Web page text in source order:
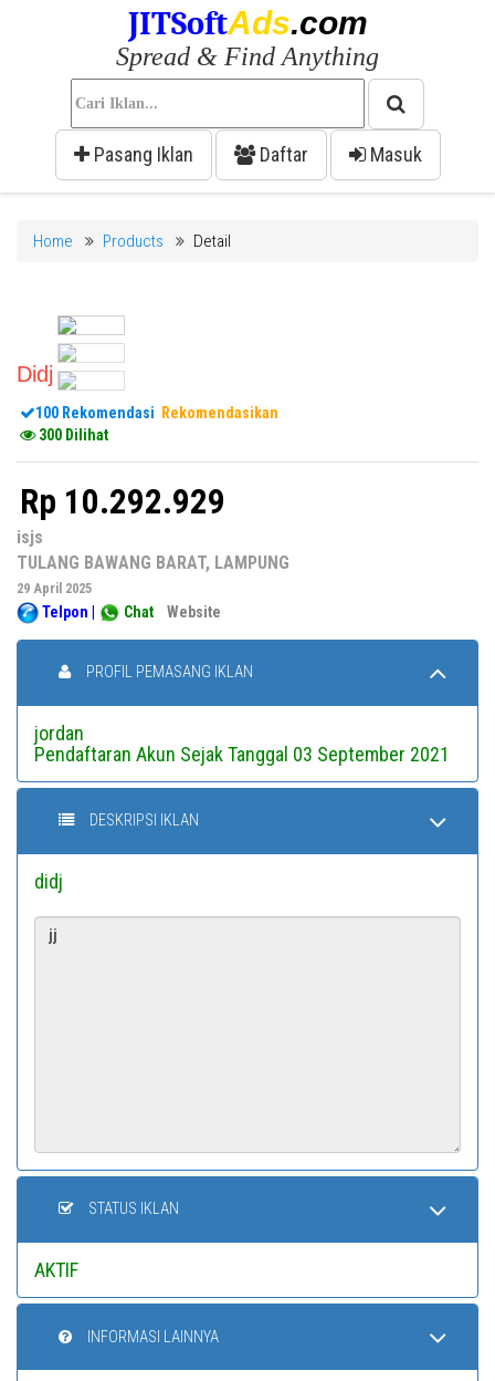
JITSoftAds.com
Spread & Find Anything
Pasang Iklan Daftar Masuk
Home Products Detail
Didj
100 Rekomendasi Rekomendasikan
300 Dilihat
Rp 10.292.929
isjs
TULANG BAWANG BARAT, LAMPUNG
29 April 2025
Telpon | Chat Website
PROFIL PEMASANG IKLAN
jordan
Pendaftaran Akun Sejak Tanggal 03 September 2021
DESKRIPSI IKLAN
didj
STATUS IKLAN
AKTIF
INFORMASI LAINNYA